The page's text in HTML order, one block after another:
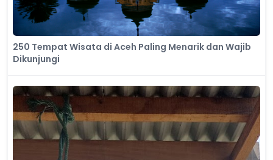
250 Tempat Wisata di Aceh Paling Menarik dan Wajib
Dikunjungi